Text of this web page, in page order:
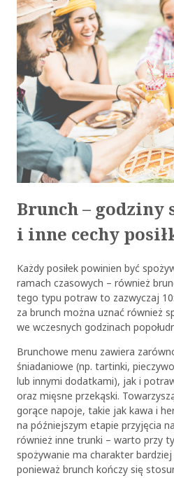
Brunch – godziny
i inne cechy
Każdy posiłek powinien być
ramach czasowych – również
tego typu potraw to zazwyczaj
za brunch można uznać również
we wczesnych godzinach
Brunchowe menu zawiera
śniadaniowe (np. tartinki,
lub innymi dodatkami), jak i
oraz mięsne przekąski.
gorące napoje, takie jak kawa i
na późniejszym etapie przyjęcia
również inne trunki – warto przy
spożywanie ma charakter
ponieważ brunch kończy się